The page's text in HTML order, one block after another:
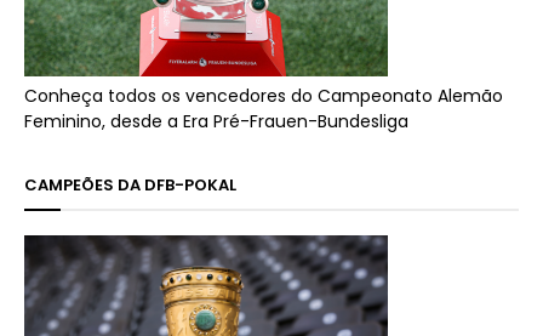
Conheça todos os vencedores do Campeonato Alemão
Feminino, desde a Era Pré-Frauen-Bundesliga
CAMPEÕES DA DFB-POKAL